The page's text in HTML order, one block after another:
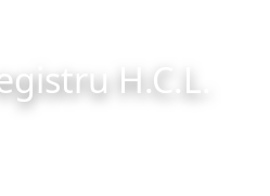
H.C.L.